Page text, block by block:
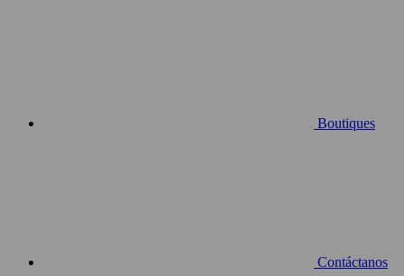
Boutiques
Contáctanos